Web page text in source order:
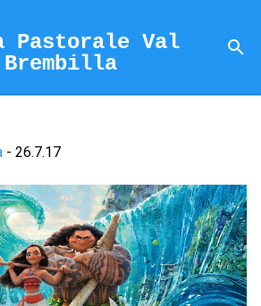
Pastorale Val
Brembilla
- 26.7.17